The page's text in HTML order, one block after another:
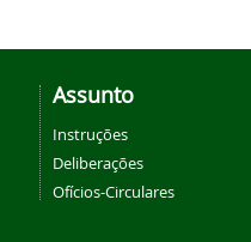
Assunto
Instruções
Deliberações
Ofícios-Circulares